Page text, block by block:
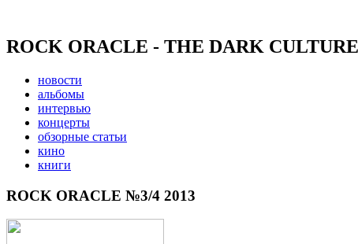
ROCK ORACLE - THE DARK
новости
альбомы
интервью
концерты
обзорные статьи
кино
книги
ROCK ORACLE №3/4 2013